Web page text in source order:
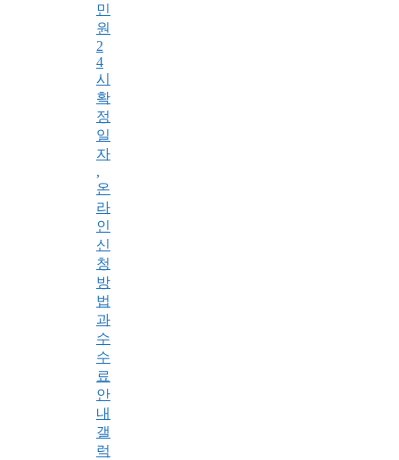
민
원
2
4
시
확
정
일
자
,
온
라
인
신
청
방
법
과
수
수
료
안
내
갤
럭